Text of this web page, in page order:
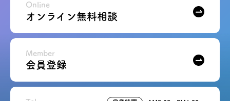
オンライン無料相談
Online
会員登録
Member